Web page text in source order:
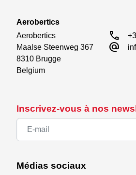
Inscrivez-vous à nos
Médias sociaux
Aerobertics
Aerobertics
Maalse Steenweg 367
8310 Brugge
Belgium
call
alternate_email